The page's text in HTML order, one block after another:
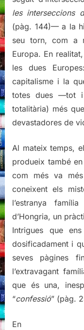
les interseccions
(pàg. 144)— a la
seu torn, com a
Europa. En
les dues
capitalisme i la
totes dues —tot i
totalitària) més
devastadores de
Al mateix temps,
produeix també
com més va
coneixent els
l’estranya
d’Hongria, un
Intrigues que
dosificadament i
seves pàgines
l’extravagant
que és una,
“confessió” (pàg.
En